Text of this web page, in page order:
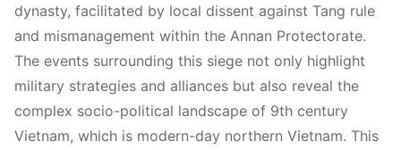
dynasty, facilitated by local dissent against Tang rule
and mismanagement within the Annan Protectorate.
The events surrounding this siege not only highlight
military strategies and alliances but also reveal the
complex socio-political landscape of 9th century
Vietnam, which is modern-day northern Vietnam. This